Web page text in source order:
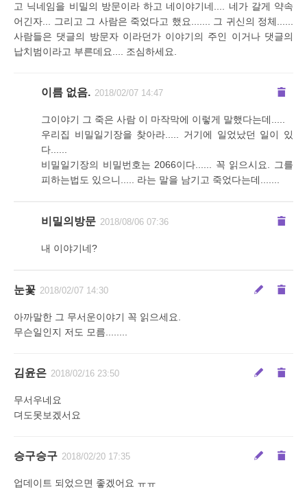
고 닉네임을 비밀의 방문이라 하고 네이야기네.... 네가 갈게 약속
어긴자... 그리고 그 사람은 죽었다고 했요....... 그 귀신의 정체......
사람들은 댓글의 방문자 이라던가 이야기의 주인 이거나 댓글의
납치범이라고 부른데요.... 조심하세요.
이름 없음. 2018/02/07 14:47
그이야기 그 죽은 사람 이 마작막에 이렇게 말했다는데.....
우리집 비밀일기장을 찾아라..... 거기에 일었났던 일이 있
다......
비밀일기장의 비밀번호는 2066이다...... 꼭 읽으시요. 그를
피하는법도 있으니..... 라는 말을 남기고 죽었다는데.......
비밀의방문 2018/08/06 07:36
내 이야기네?
눈꽃 2018/02/07 14:30
아까말한 그 무서운이야기 꼭 읽으세요.
무슨일인지 저도 모름........
김윤은 2018/02/16 23:50
무서우네요
뎌도못보겠서요
승구승구 2018/02/20 17:35
업데이트 되었으면 좋겠어요 ㅠㅠ